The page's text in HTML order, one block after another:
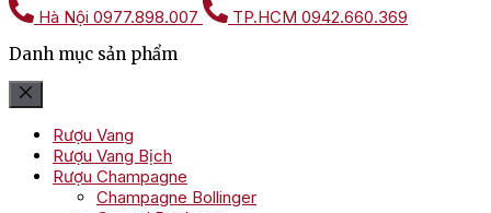
Hà Nội 0977.898.007 TP.HCM 0942.660.369
Danh mục sản phẩm
Rượu Vang
Rượu Vang Bịch
Rượu Champagne
Champagne Bollinger